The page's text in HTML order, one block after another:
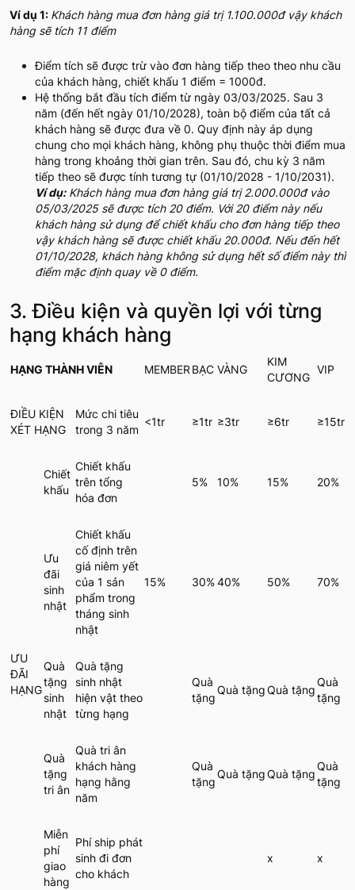
Ví dụ 1: Khách hàng mua đơn hàng giá trị 1.100.000đ vậy khách
hàng sẽ tích 11 điểm
Điểm tích sẽ được trừ vào đơn hàng tiếp theo theo nhu cầu
của khách hàng, chiết khấu 1 điểm = 1000đ.
Hệ thống bắt đầu tích điểm từ ngày 03/03/2025. Sau 3
năm (đến hết ngày 01/10/2028), toàn bộ điểm của tất cả
khách hàng sẽ được đưa về 0. Quy định này áp dụng
chung cho mọi khách hàng, không phụ thuộc thời điểm mua
hàng trong khoảng thời gian trên. Sau đó, chu kỳ 3 năm
tiếp theo sẽ được tính tương tự (01/10/2028 - 1/10/2031).
Ví dụ: Khách hàng mua đơn hàng giá trị 2.000.000đ vào
05/03/2025 sẽ được tích 20 điểm. Với 20 điểm này nếu
khách hàng sử dụng để chiết khấu cho đơn hàng tiếp theo
vậy khách hàng sẽ được chiết khấu 20.000đ. Nếu đến hết
01/10/2028, khách hàng không sử dụng hết số điểm này thì
điểm mặc định quay về 0 điểm.
3. Điều kiện và quyền lợi với từng
hạng khách hàng
HẠNG THÀNH VIÊN MEMBER BẠC VÀNG
KIM
CƯƠNG
VIP
ĐIỀU KIỆN
XÉT HẠNG
Mức chi tiêu
trong 3 năm
<1tr ≥1tr ≥3tr ≥6tr ≥15tr
ƯU
ĐÃI
HẠNG
Chiết
khấu
Chiết khấu
trên tổng
hóa đơn
5% 10% 15% 20%
Ưu
đãi
sinh
nhật
Chiết khấu
cố định trên
giá niêm yết
của 1 sản
phẩm trong
tháng sinh
nhật
15% 30%40% 50% 70%
Quà
tặng
sinh
nhật
Quà tặng
sinh nhật
hiện vật theo
từng hạng
Quà
tặng
Quà tặngQuà tặng
Quà
tặng
Quà
tặng
tri ân
Quà tri ân
khách hàng
hạng hằng
năm
Quà
tặng
Quà tặngQuà tặng
Quà
tặng
Miễn
phí
giao
hàng
Phí ship phát
sinh đi đơn
cho khách
x x